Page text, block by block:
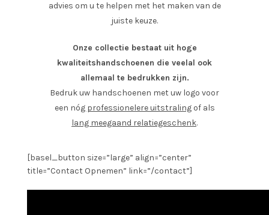
advies om u te helpen met het maken van de
juiste keuze.
Onze collectie bestaat uit hoge
kwaliteitshandschoenen die veelal ook
allemaal te bedrukken zijn.
Bedruk uw handschoenen met uw logo voor
een nóg professionelere uitstralingof als
lang meegaand relatiegeschenk.
[basel_button size=”large” align=”center”
title=”Contact Opnemen” link=”/contact”]